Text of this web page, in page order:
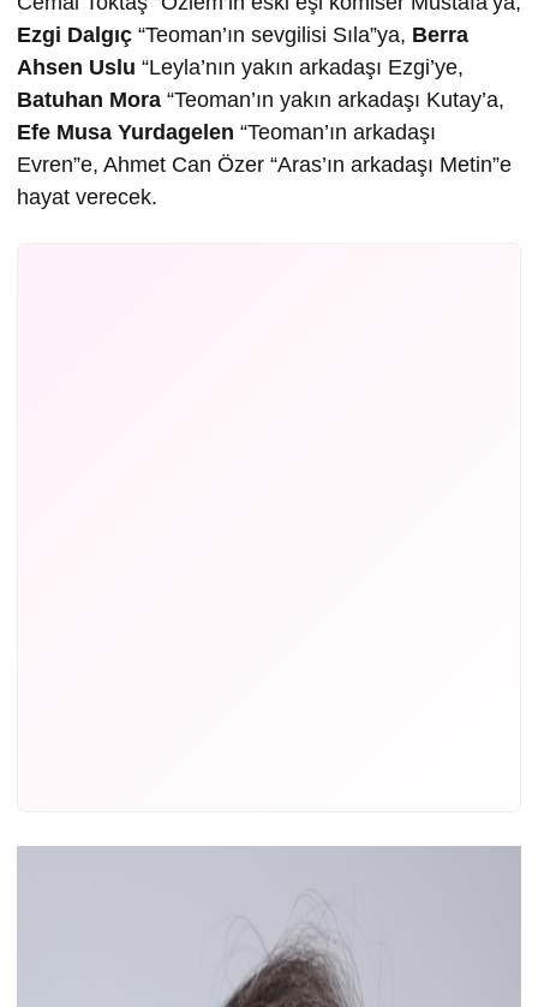
Ezgi Dalgıç “Teoman’ın sevgilisi Sıla”ya, Berra
Ahsen Uslu “Leyla’nın yakın arkadaşı Ezgi’ye,
Batuhan Mora “Teoman’ın yakın arkadaşı Kutay’a,
Efe Musa Yurdagelen “Teoman’ın arkadaşı
Evren”e, Ahmet Can Özer “Aras’ın arkadaşı Metin”e
hayat verecek.